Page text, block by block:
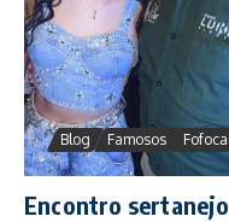
Blog Famosos
Encontro